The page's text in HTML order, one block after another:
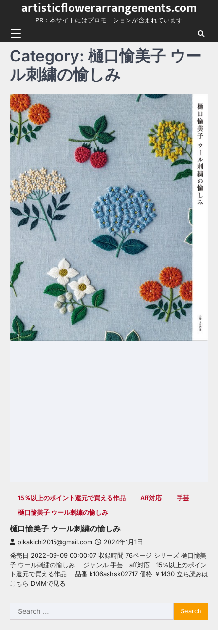
content
artisticflowerarrangements.com
PR：本サイトにはプロモーションが含まれています
Category: 樋口愉美子 ウー
ル刺繍の愉しみ
15％以上のポイント還元で買える作品 Aff対応
手芸
樋口愉美子 ウール刺繍の愉しみ
樋口愉美子 ウール刺繍の愉しみ
pikakichi2015@gmail.com 2024年1月1日
発売日 2022-09-09 00:00:07 収録時間 76ページ シリーズ 樋口愉美
子 ウール刺繍の愉しみ ジャンル 手芸 aff対応 15％以上のポイン
ト還元で買える作品 品番 k106ashsk02717 価格 ￥1430 立ち読みは
こちら DMMで見る
Search
for: